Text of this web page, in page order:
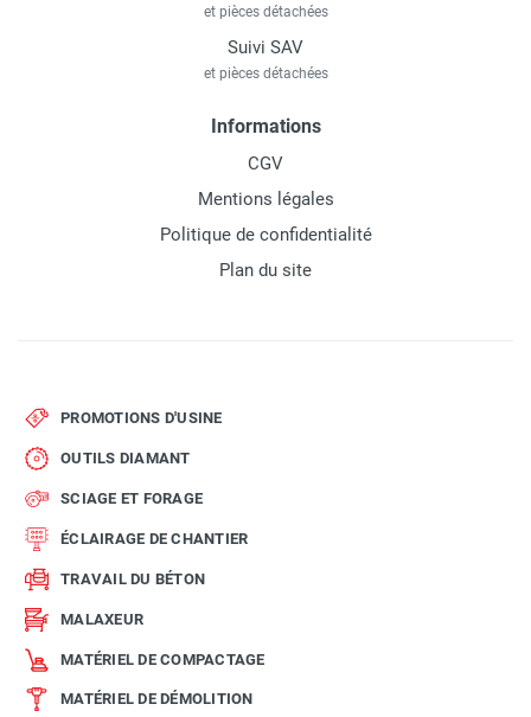
et pièces détachées
Suivi SAV
et pièces détachées
Informations
CGV
Mentions légales
Politique de confidentialité
Plan du site
PROMOTIONS D'USINE
OUTILS DIAMANT
SCIAGE ET FORAGE
ÉCLAIRAGE DE CHANTIER
TRAVAIL DU BÉTON
MALAXEUR
MATÉRIEL DE COMPACTAGE
MATÉRIEL DE DÉMOLITION